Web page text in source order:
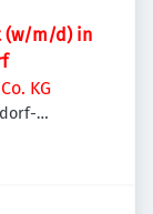
(w/m/d) in
KG